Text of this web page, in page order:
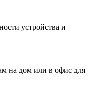
устройства и
на дом или в офис для